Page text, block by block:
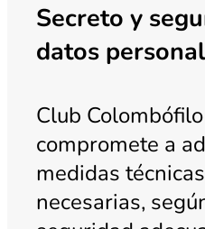
Secreto y
datos
Club
compromete a
medidas
necesarias,